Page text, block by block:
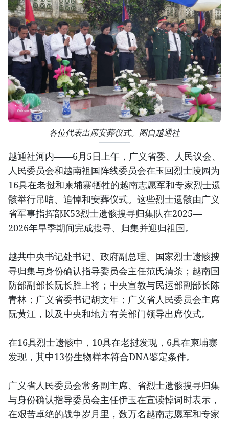
各位代表出席安葬仪式。图自越通社
越通社河内——6月5日上午，广义省委、人民议会、
人民委员会和越南祖国阵线委员会在玉回烈士陵园为
16具在老挝和柬埔寨牺牲的越南志愿军和专家烈士遗
骸举行吊唁、追悼和安葬仪式。这些烈士遗骸由广义
省军事指挥部K53烈士遗骸搜寻归集队在2025—
2026年旱季期间完成搜寻、归集并迎归祖国。
越共中央书记处书记、政府副总理、国家烈士遗骸搜
寻归集与身份确认指导委员会主任范氏清茶；越南国
防部副部长阮长胜上将；中央宣教与民运部副部长陈
青林；广义省委书记胡文年；广义省人民委员会主席
阮黄江，以及中央和地方有关部门领导出席仪式。
在16具烈士遗骸中，10具在老挝发现，6具在柬埔寨
发现，其中13份生物样本符合DNA鉴定条件。
广义省人民委员会常务副主席、省烈士遗骸搜寻归集
与身份确认指导委员会主任伊玉在宣读悼词时表示，
在艰苦卓绝的战争岁月里，数万名越南志愿军和专家